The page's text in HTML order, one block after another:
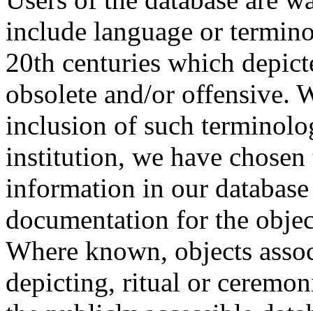
include language or
20th centuries which
obsolete and/or offensive.
inclusion of such
institution, we have
information in our
documentation for the
Where known, objects
depicting, ritual or